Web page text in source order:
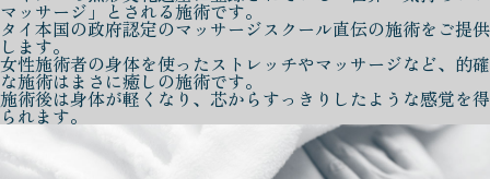
マッサージ」とされる施術です。
タイ本国の政府認定のマッサージスクール直伝の施術をご提供
します。
女性施術者の身体を使ったストレッチやマッサージなど、的確
な施術はまさに癒しの施術です。
施術後は身体が軽くなり、芯からすっきりしたような感覚を得
られます。